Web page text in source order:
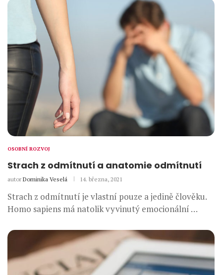
OSOBNÍ ROZVOJ
Strach z odmítnutí a anatomie odmítnutí
autor Dominika Veselá 14. března, 2021
Strach z odmítnutí je vlastní pouze a jedině člověku.
Homo sapiens má natolik vyvinutý emocionální …